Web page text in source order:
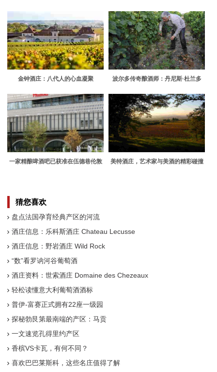
金钟酒庄：八代人的心血凝聚 波尔多传奇酿酒师：丹尼斯·杜兰多
一家精酿啤酒吧已获准在伍德巷伦敦
美特酒庄，艺术家与美酒的精彩碰撞
猜您喜欢
盘点法国孕育经典产区的河流
酒庄信息：乐科斯酒庄 Chateau Lecusse
酒庄信息：野岩酒庄 Wild Rock
“数”看罗讷河谷葡萄酒
酒庄资料：世索酒庄 Domaine des Chezeaux
轻松读懂意大利葡萄酒酒标
普伊-富赛正式拥有22座一级园
探秘勃艮第最南端的产区：马贡
一文速览孔得里约产区
香槟VS卡瓦，有何不同？
喜欢巴巴莱斯科，这些名庄值得了解